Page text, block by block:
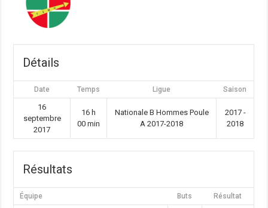
Détails
Date Temps Ligue Saison
16
septembre
2017
16 h
00 min
Nationale B Hommes Poule
A 2017-2018
2017 -
2018
Résultats
Équipe Buts Résultat